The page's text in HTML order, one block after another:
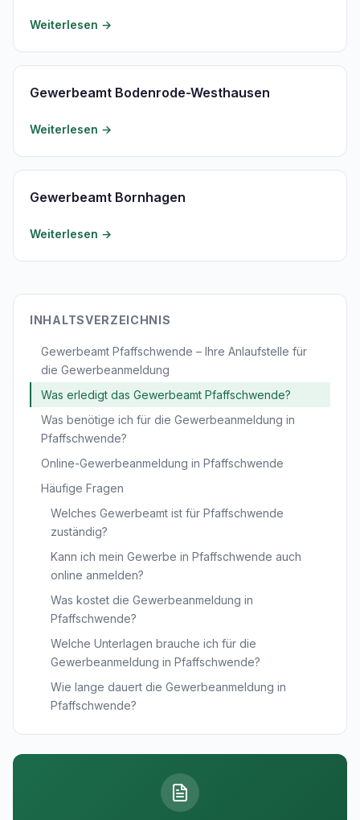
Weiterlesen →
Gewerbeamt Bodenrode-Westhausen
Weiterlesen →
Gewerbeamt Bornhagen
Weiterlesen →
INHALTSVERZEICHNIS
Gewerbeamt Pfaffschwende – Ihre Anlaufstelle für
die Gewerbeanmeldung
Was erledigt das Gewerbeamt Pfaffschwende?
Was benötige ich für die Gewerbeanmeldung in
Pfaffschwende?
Online-Gewerbeanmeldung in Pfaffschwende
Häufige Fragen
Welches Gewerbeamt ist für Pfaffschwende
zuständig?
Kann ich mein Gewerbe in Pfaffschwende auch
online anmelden?
Was kostet die Gewerbeanmeldung in
Pfaffschwende?
Welche Unterlagen brauche ich für die
Gewerbeanmeldung in Pfaffschwende?
Wie lange dauert die Gewerbeanmeldung in
Pfaffschwende?